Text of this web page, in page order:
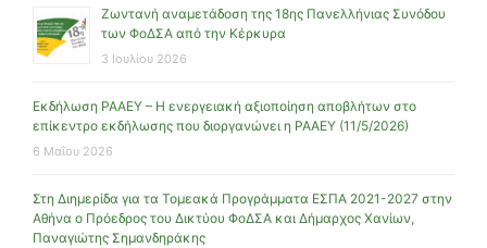
Ζωντανή αναμετάδοση της 18ης Πανελλήνιας Συνόδου
των ΦοΔΣΑ από την Κέρκυρα
3 Ιουλίου 2026
Εκδήλωση ΡΑΑΕΥ – Η ενεργειακή αξιοποίηση αποβλήτων στο
επίκεντρο εκδήλωσης που διοργανώνει η ΡΑΑΕΥ (11/5/2026)
6 Μαΐου 2026
Στη Διημερίδα για τα Τομεακά Προγράμματα ΕΣΠΑ 2021-2027 στην
Αθήνα ο Πρόεδρος του Δικτύου ΦοΔΣΑ και Δήμαρχος Χανίων,
Παναγιώτης Σημανδηράκης